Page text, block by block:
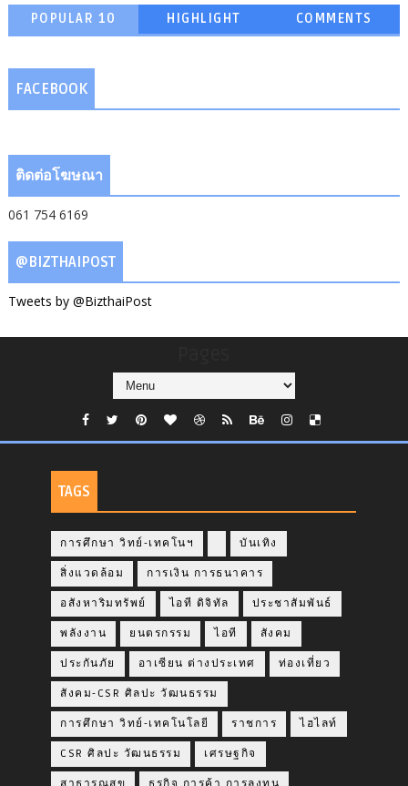
POPULAR 10 HIGHLIGHT COMMENTS
FACEBOOK
ติดต่อโฆษณา
061 754 6169
@BIZTHAIPOST
Tweets by @BizthaiPost
TAGS
การศึกษา วิทย์-เทคโนฯ บันเทิง
สิ่งแวดล้อม การเงิน การธนาคาร
อสังหาริมทรัพย์ ไอที ดิจิทัล ประชาสัมพันธ์
พลังงาน ยนตรกรรม ไอที สังคม
ประกันภัย อาเซียน ต่างประเทศ ท่องเที่ยว
สังคม-CSR ศิลปะ วัฒนธรรม
การศึกษา วิทย์-เทคโนโลยี ราชการ ไฮไลท์
CSR ศิลปะ วัฒนธรรม เศรษฐกิจ